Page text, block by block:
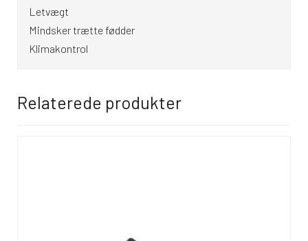
Letvægt
Mindsker trætte fødder
Klimakontrol
Relaterede produkter